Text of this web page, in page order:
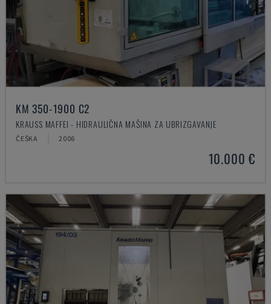
KM 350-1900 C2
KRAUSS MAFFEI - HIDRAULIČNA MAŠINA ZA UBRIZGAVANJE
ČEŠKA 2006
10.000 €